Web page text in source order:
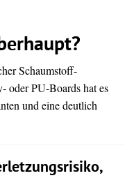
Schaumstoff-
oder PU-Boards hat es
und eine deutlich